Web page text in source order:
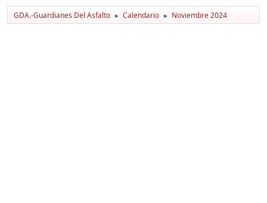
GDA.-Guardianes Del Asfalto ► Calendario ► Noviembre 2024